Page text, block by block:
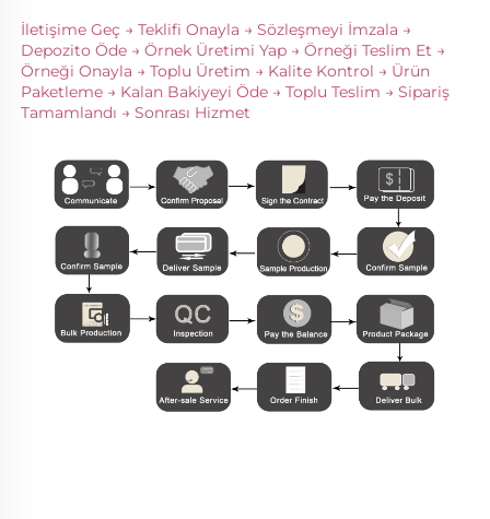
İletişime Geç → Teklifi Onayla → Sözleşmeyi İmzala →
Depozito Öde → Örnek Üretimi Yap → Örneği Teslim Et →
Örneği Onayla → Toplu Üretim → Kalite Kontrol → Ürün
Paketleme → Kalan Bakiyeyi Öde → Toplu Teslim → Sipariş
Tamamlandı → Sonrası Hizmet